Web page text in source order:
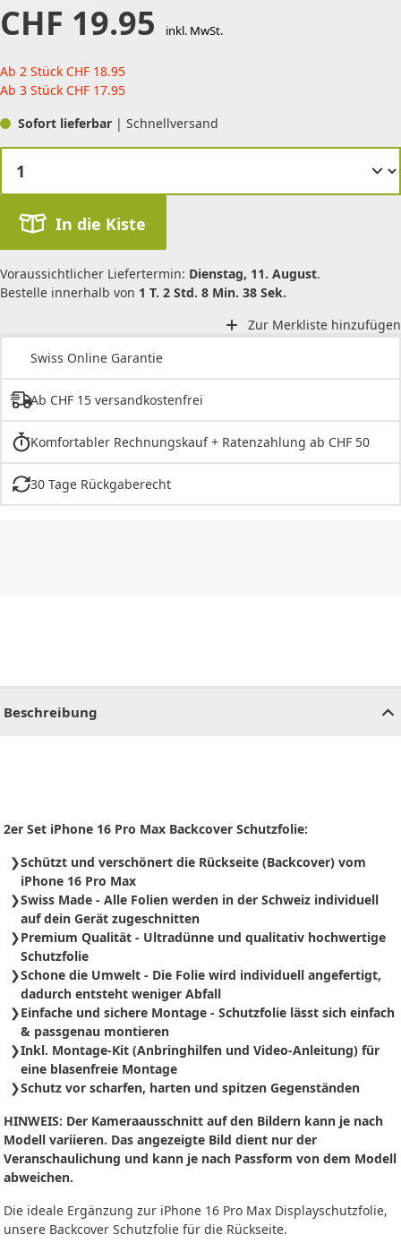
CHF 19.95 inkl. MwSt.
Ab 2 Stück CHF 18.95
Ab 3 Stück CHF 17.95
Sofort lieferbar | Schnellversand
In die Kiste
Voraussichtlicher Liefertermin: Dienstag, 11. August.
Bestelle innerhalb von 1 T. 2 Std. 8 Min. 38 Sek.
Zur Merkliste hinzufügen
Swiss Online Garantie
Ab CHF 15 versandkostenfrei
Komfortabler Rechnungskauf + Ratenzahlung ab CHF 50
30 Tage Rückgaberecht
Beschreibung
2er Set iPhone 16 Pro Max Backcover Schutzfolie:
Schützt und verschönert die Rückseite (Backcover) vom
iPhone 16 Pro Max
Swiss Made - Alle Folien werden in der Schweiz individuell
auf dein Gerät zugeschnitten
Premium Qualität - Ultradünne und qualitativ hochwertige
Schutzfolie
Schone die Umwelt - Die Folie wird individuell angefertigt,
dadurch entsteht weniger Abfall
Einfache und sichere Montage - Schutzfolie lässt sich einfach
& passgenau montieren
Inkl. Montage-Kit (Anbringhilfen und Video-Anleitung) für
eine blasenfreie Montage
Schutz vor scharfen, harten und spitzen Gegenständen
HINWEIS: Der Kameraausschnitt auf den Bildern kann je nach
Modell variieren. Das angezeigte Bild dient nur der
Veranschaulichung und kann je nach Passform von dem Modell
abweichen.
Die ideale Ergänzung zur iPhone 16 Pro Max Displayschutzfolie,
unsere Backcover Schutzfolie für die Rückseite.